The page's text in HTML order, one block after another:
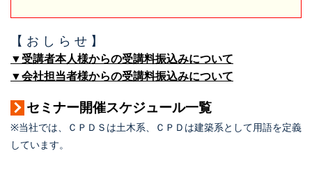
【 お し ら せ 】
▼受講者本人様からの受講料振込みについて
▼会社担当者様からの受講料振込みについて
セミナー開催スケジュール一覧
※当社では、ＣＰＤＳは土木系、ＣＰＤは建築系として用語を定義
しています。